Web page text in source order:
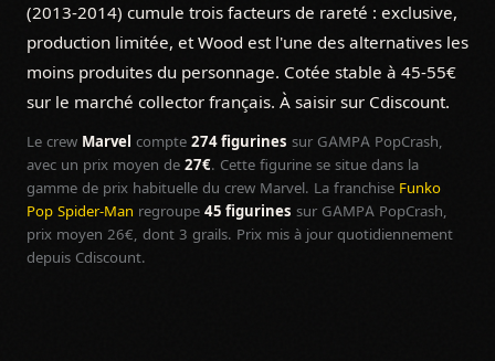
(2013-2014) cumule trois facteurs de rareté : exclusive,
production limitée, et Wood est l'une des alternatives les
moins produites du personnage. Cotée stable à 45-55€
sur le marché collector français. À saisir sur Cdiscount.
Le crew Marvel compte 274 figurines sur GAMPA PopCrash,
avec un prix moyen de 27€. Cette figurine se situe dans la
gamme de prix habituelle du crew Marvel. La franchise Funko
Pop Spider-Man regroupe 45 figurines sur GAMPA PopCrash,
prix moyen 26€, dont 3 grails. Prix mis à jour quotidiennement
depuis Cdiscount.